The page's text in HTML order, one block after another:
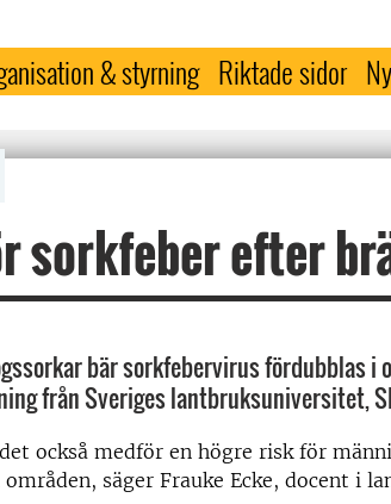
& styrning Riktade sidor
sorkfeber efter
bär sorkfebervirus fördubblas i
från Sveriges lantbruksuniversitet,
också medför en högre risk för
säger Frauke Ecke, docent i